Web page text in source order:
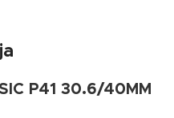
P41 30.6/40MM